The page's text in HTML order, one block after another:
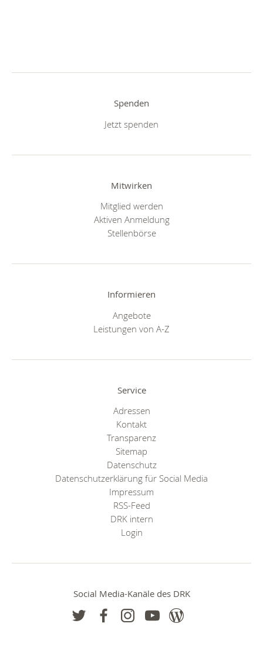
Spenden
Jetzt spenden
Mitwirken
Mitglied werden
Aktiven Anmeldung
Stellenbörse
Informieren
Angebote
Leistungen von A-Z
Service
Adressen
Kontakt
Transparenz
Sitemap
Datenschutz
Datenschutzerklärung für Social Media
Impressum
RSS-Feed
DRK intern
Login
Social Media-Kanäle des DRK